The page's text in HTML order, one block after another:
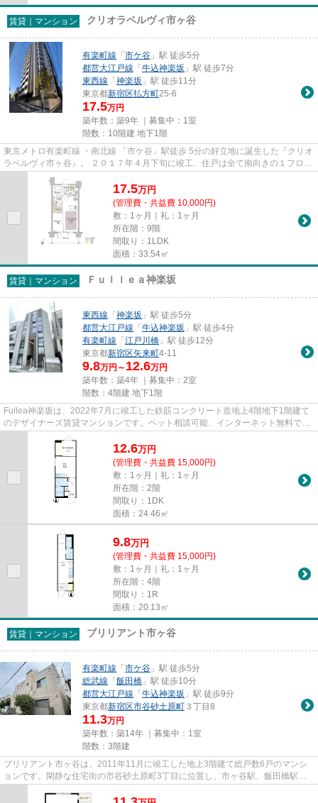
賃貸｜マンション クリオラベルヴィ市ヶ谷
有楽町線 「 市ケ谷 」駅 徒歩5分
都営大江戸線 「 牛込神楽坂 」駅 徒歩7分
東西線 「 神楽坂 」駅 徒歩11分
東京都新宿区払方町25-6
17.5万円
築年数：築9年 ｜募集中： 1室
階数：10階建 地下1階
東京メトロ有楽町線 ・南北線 「市ケ谷」駅徒歩 5分の好立地に誕生した『クリオ
ラベルヴィ市ヶ谷』。 ２０１７年４月下旬に竣工、住戸は全て南向きの１フロア
３戸で構成されており、３...
17.5万円
(管理費・共益費 10,000円)
敷：1ヶ月｜礼：1ヶ月
所在階：9階
間取り：1LDK
面積：33.54㎡
賃貸｜マンション Ｆｕｌｌｅａ神楽坂
東西線 「 神楽坂 」駅 徒歩5分
都営大江戸線 「 牛込神楽坂 」駅 徒歩4分
有楽町線 「 江戸川橋 」駅 徒歩12分
東京都新宿区矢来町4-11
9.8万円～ 12.6万円
築年数：築4年 ｜募集中： 2室
階数：4階建 地下1階
Fullea神楽坂は、2022年7月に竣工した鉄筋コンクリート造地上4階地下1階建て
のデザイナーズ賃貸マンションです。ペット相談可能、インターネット無料でシ
ングルからDINKSにおすすめで...
12.6万円
(管理費・共益費 15,000円)
敷：1ヶ月｜礼：1ヶ月
所在階：2階
間取り：1DK
面積：24.46㎡
9.8万円
(管理費・共益費 15,000円)
敷：1ヶ月｜礼：1ヶ月
所在階：4階
間取り：1R
面積：20.13㎡
賃貸｜マンション ブリリアント市ヶ谷
有楽町線 「 市ケ谷 」駅 徒歩5分
総武線 「 飯田橋 」駅 徒歩10分
都営大江戸線 「 牛込神楽坂 」駅 徒歩9分
東京都新宿区市谷砂土原町 ３丁目8
11.3万円
築年数：築14年 ｜募集中： 1室
階数：3階建
ブリリアント市ヶ谷は、2011年11月に竣工した地上3階建て総戸数6戸のマンシ
ョンです。閑静な住宅街の市谷砂土原町3丁目に位置し、市ヶ谷駅、飯田橋駅、